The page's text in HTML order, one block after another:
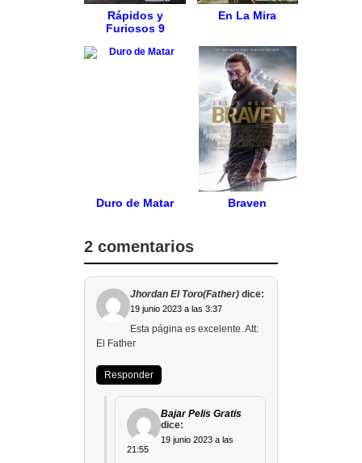
Rápidos y
Furiosos 9
En La Mira
Duro de Matar Braven
2 comentarios
Jhordan El Toro(Father) dice:
19 junio 2023 a las 3:37
Esta página es excelente. Att:
El Father
Responder
Bajar Pelis Gratis
dice:
19 junio 2023 a las
21:55